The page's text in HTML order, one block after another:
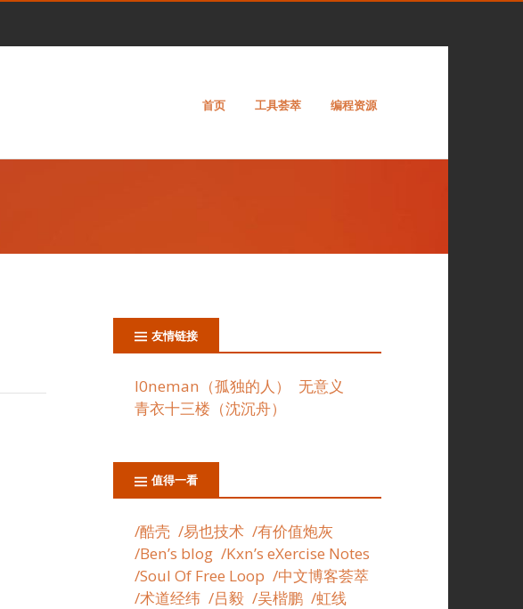
首页 工具荟萃 编程资源
友情链接
l0neman（孤独的人）
无意义
青衣十三楼（沈沉舟）
值得一看
/酷壳 /易也技术 /有价值炮灰
/Ben’s blog /Kxn’s eXercise Notes
/Soul Of Free Loop /中文博客荟萃
/术道经纬 /吕毅 /吴楷鹏 /虹线